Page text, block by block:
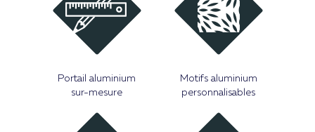
Portail aluminium
sur-mesure
Motifs aluminium
personnalisables